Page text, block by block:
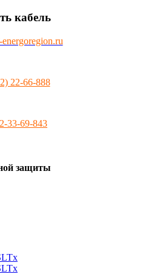
кабель
22-66-888
33-69-843
защиты